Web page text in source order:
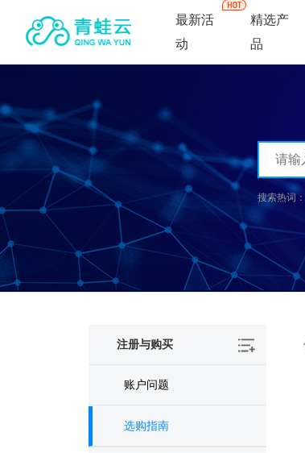
最新活
动
精选产
品
注册与购买
账户问题
选购指南